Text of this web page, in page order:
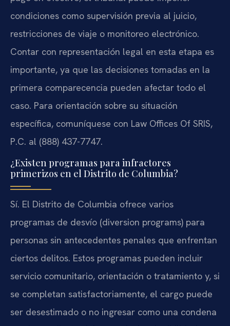
condiciones como supervisión previa al juicio,
restricciones de viaje o monitoreo electrónico.
Contar con representación legal en esta etapa es
importante, ya que las decisiones tomadas en la
primera comparecencia pueden afectar todo el
caso. Para orientación sobre su situación
específica, comuníquese con Law Offices Of SRIS,
P.C. al (888) 437-7747.
¿Existen programas para infractores
primerizos en el Distrito de Columbia?
Sí. El Distrito de Columbia ofrece varios
programas de desvío (diversion programs) para
personas sin antecedentes penales que enfrentan
ciertos delitos. Estos programas pueden incluir
servicio comunitario, orientación o tratamiento y, si
se completan satisfactoriamente, el cargo puede
ser desestimado o no ingresar como una condena